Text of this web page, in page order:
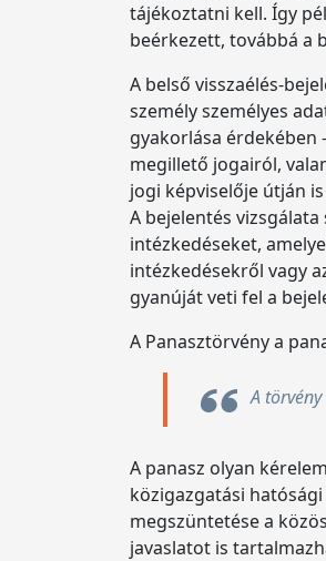
tájékoztatni kell. Így
beérkezett, továbbá a
A belső visszaélés-
személy személyes
gyakorlása érdekében
megillető jogairól,
jogi képviselője útján
A bejelentés
intézkedéseket,
intézkedésekről vagy
gyanúját veti fel a
A Panasztörvény a
A
A panasz olyan
közigazgatási
megszüntetése a
javaslatot is